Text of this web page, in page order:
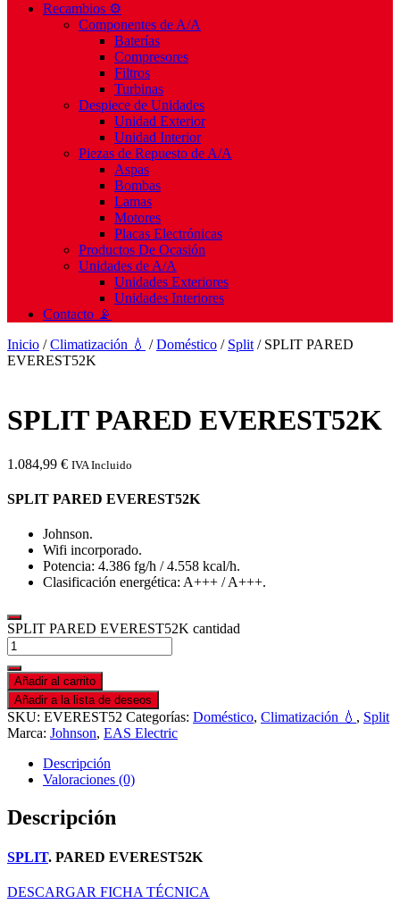
Recambios ⚙️
Componentes de A/A
Baterías
Compresores
Filtros
Turbinas
Despiece de Unidades
Unidad Exterior
Unidad Interior
Piezas de Repuesto de A/A
Aspas
Bombas
Lamas
Motores
Placas Electrónicas
Productos De Ocasión
Unidades de A/A
Unidades Exteriores
Unidades Interiores
Contacto 📡
Inicio /Climatización 💧 /Doméstico / Split / SPLIT PARED
EVEREST52K
SPLIT PARED EVEREST52K
1.084,99 € IVA Incluido
SPLIT PARED EVEREST52K
Johnson.
Wifi incorporado.
Potencia: 4.386 fg/h / 4.558 kcal/h.
Clasificación energética: A+++ / A+++.
SPLIT PARED EVEREST52K cantidad
Añadir al carrito
Añadir a la lista de deseos
SKU: EVEREST52 Categorías: Doméstico, Climatización 💧 , Split
Marca: Johnson, EAS Electric
Descripción
Valoraciones (0)
Descripción
SPLIT. PARED EVEREST52K
DESCARGAR FICHA TÉCNICA